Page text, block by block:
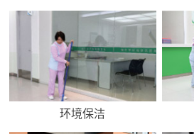
环境保洁